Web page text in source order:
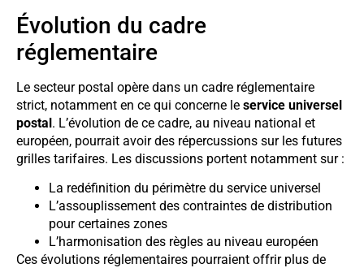
Évolution du cadre
réglementaire
Le secteur postal opère dans un cadre réglementaire
strict, notamment en ce qui concerne le service universel
postal. L’évolution de ce cadre, au niveau national et
européen, pourrait avoir des répercussions sur les futures
grilles tarifaires. Les discussions portent notamment sur :
La redéfinition du périmètre du service universel
L’assouplissement des contraintes de distribution
pour certaines zones
L’harmonisation des règles au niveau européen
Ces évolutions réglementaires pourraient offrir plus de